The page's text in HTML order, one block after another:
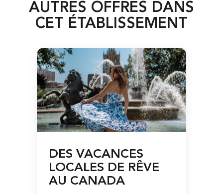
AUTRES OFFRES DANS
CET ÉTABLISSEMENT
DES VACANCES
LOCALES DE RÊVE
AU CANADA